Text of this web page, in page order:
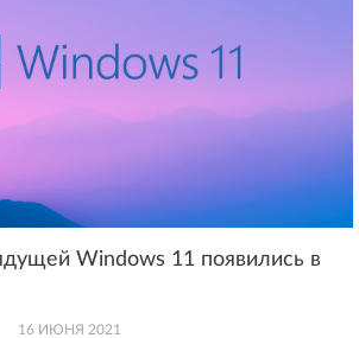
Windows 11 появились в
16 ИЮНЯ 2021